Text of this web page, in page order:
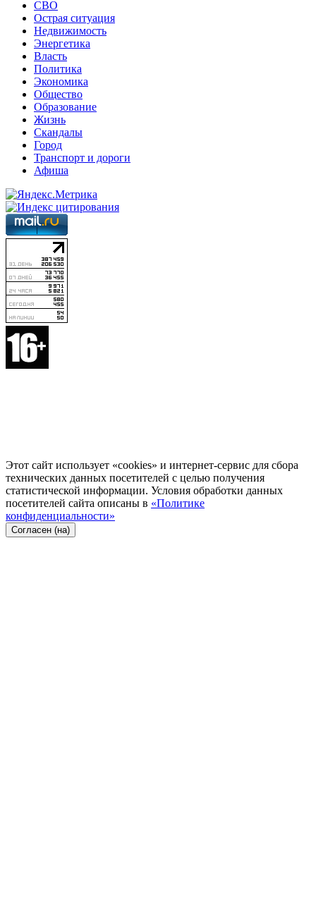
СВО
Острая ситуация
Недвижимость
Энергетика
Власть
Политика
Экономика
Общество
Образование
Жизнь
Скандалы
Город
Транспорт и дороги
Афиша
Этот сайт использует «cookies» и интернет-сервис для сбора
технических данных посетителей с целью получения
статистической информации. Условия обработки данных
посетителей сайта описаны в «Политике
конфиденциальности»
Согласен (на)